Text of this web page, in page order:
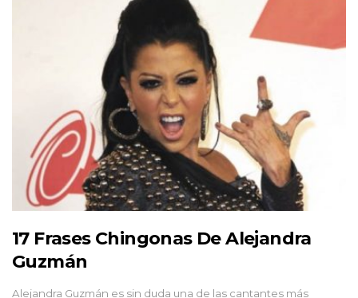
17 Frases Chingonas De Alejandra
Guzmán
Alejandra Guzmán es sin duda una de las cantantes más